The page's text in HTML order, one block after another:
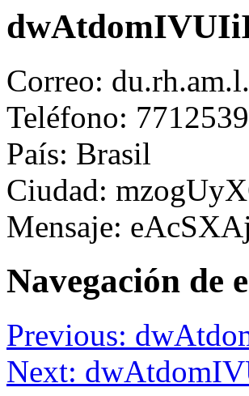
Correo:
Teléfono:
País: Brasil
Ciudad:
Mensaje:
Navegación de
Previous:
Next: